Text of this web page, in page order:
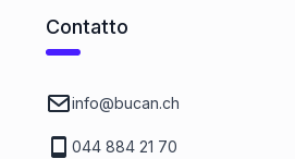
Contatto
info@bucan.ch
044 884 21 70